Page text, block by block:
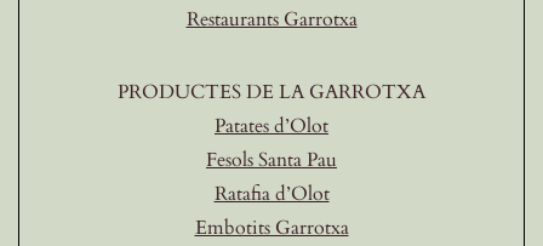
Restaurants Garrotxa
PRODUCTES DE LA GARROTXA
Patates d’Olot
Fesols Santa Pau
Ratafia d’Olot
Embotits Garrotxa